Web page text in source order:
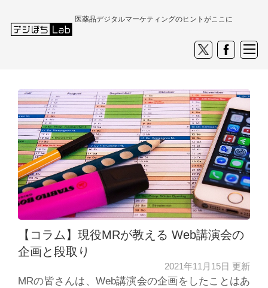
医薬品デジタルマーケティングのヒントがここに
【コラム】現役MRが教える Web講演会の
企画と段取り
2021年11月15日 更新
MRの皆さんは、Web講演会の企画をしたことはあ